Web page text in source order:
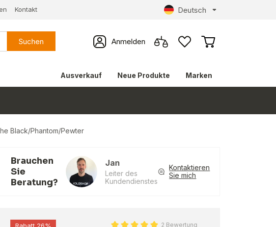
Kontakt Deutsch
Suchen Anmelden
Ausverkauf Neue Produkte Marken
Black/Phantom/Pewter
Brauchen
Sie
Beratung?
Jan
Leiter des
Kundendienstes
Kontaktieren
Sie mich
Rabatt 26% 2 Bewertung